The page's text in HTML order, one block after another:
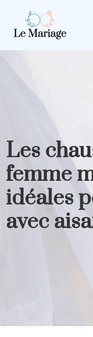
Les
femme
idéales
avec